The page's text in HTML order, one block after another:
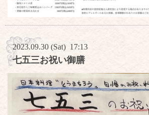
2023.09.30 (Sat) 17:13
七五三お祝い御膳